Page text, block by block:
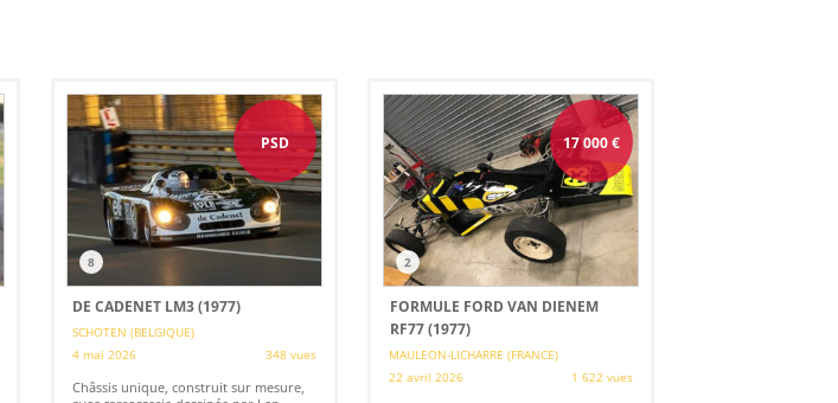
PSD
8
DE CADENET LM3 (1977)
SCHOTEN (BELGIQUE)
4 mai 2026
348 vues
Châssis unique, construit sur mesure,
17 000€
2
FORMULE FORD VAN DIENEM
RF77 (1977)
MAULEON-LICHARRE (FRANCE)
22 avril 2026
1 622 vues